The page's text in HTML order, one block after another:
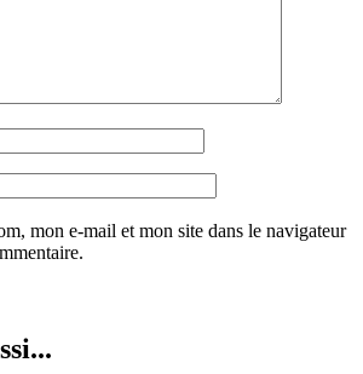
mon e-mail et mon site dans le navigateur